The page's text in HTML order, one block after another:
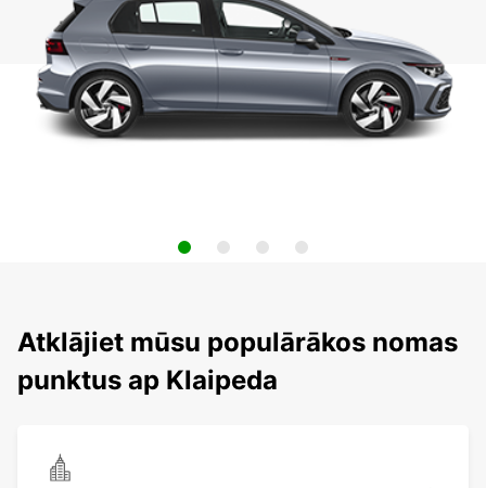
Atklājiet mūsu populārākos nomas
punktus ap Klaipeda